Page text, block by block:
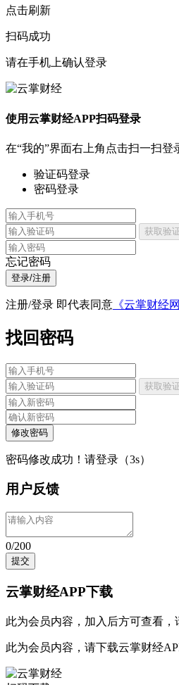
点击刷新
扫码成功
请在手机上确认登录
使用云掌财经APP扫码登录
在“我的”界面右上角点击扫一扫登
验证码登录
密码登录
获取验
忘记密码
登录/注册
注册/登录 即代表同意 《云掌财经
找回密码
获取验
修改密码
密码修改成功！请登录（3s）
用户反馈
0/200
提交
云掌财经APP下载
此为会员内容，加入后方可查看，
此为会员内容，请下载云掌财经